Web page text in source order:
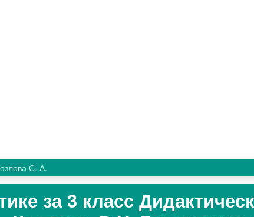
С. А.
за 3 класс